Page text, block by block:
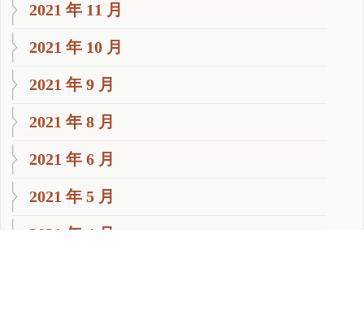
2021 年 11 月
2021 年 10 月
2021 年 9 月
2021 年 8 月
2021 年 6 月
2021 年 5 月
2021 年 4 月